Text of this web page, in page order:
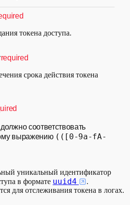
токена доступа.
required
срока действия токена
соответствовать
выражению (([0-9a-fA-
уникальный идентификатор
в формате uuid4
.
для отслеживания токена в логах.